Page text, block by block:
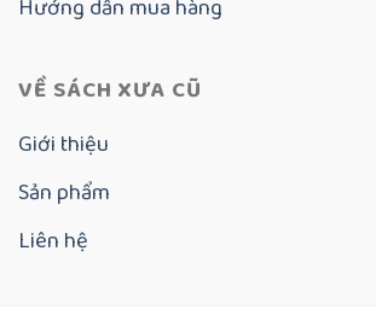
Hướng dẫn mua hàng
VỀ SÁCH XƯA CŨ
Giới thiệu
Sản phẩm
Liên hệ